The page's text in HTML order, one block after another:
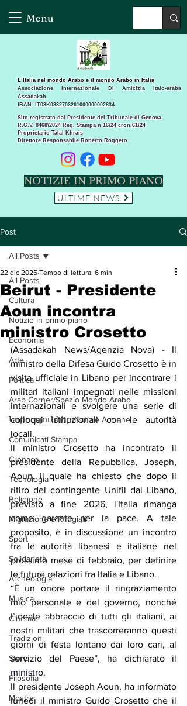
Menu
Sito registrato dal Presidente del Tribunale di Genova
R.G.V. 8468\2024 Reg. Stampa n 16\24 cron.61\24 ​
Proprietario Talal Khrais
Direttore Responsabile Roberto Roggero
L’Italia nel mondo Arabo e il mondo Arabo in Italia
Associazione Internazionale Di Amicizia Italo-araba
Assadakah
IBAN: IT03K0832703261000000002834
NOTIZIE IN PRIMO PIANO
ULTIME NEWS
Post
All Posts
Cultura
Notizie in primo piano
Economia
Arte
Politica
Arab Corner/Spazio Mondo Arabo
Նորություններ/Notizie Armene
Comunicati Stampa
Cronaca
Tecnologia
Religione
Migrazione e Rifugiati
Sport
Solidarietà
Archeologia
Musica
Cinema
Tradizioni
Storia
Filosofia
Mostre
All Posts
Beirut - Presidente
Aoun incontra
ministro Crosetto
22 dic 2025 Tempo di lettura: 6 min
(Assadakah News/Agenzia Nova) - Il
ministro della Difesa Guido Crosetto è in
visita ufficiale in Libano per incontrare i
militari italiani impegnati nelle missioni
internazionali e svolgere una serie di
colloqui istituzionali con le autorità
locali.
Il ministro Crosetto ha incontrato il
presidente della Repubblica, Joseph,
Aoun, il quale ha chiesto che dopo il
ritiro del contingente Unifil dal Libano,
previsto a fine 2026, l'Italia rimanga
come garante per la pace. A tale
proposito, è in discussione un incontro
fra le autorità libanesi e italiane nel
prossimo mese di febbraio, per definire
le future relazioni fra Italia e Libano.
“È un onore portare il ringraziamento
mio personale e del governo, nonché
l’ideale abbraccio di tutti gli italiani, ai
nostri militari che trascorreranno questi
giorni di festa lontano dai loro cari, al
ministro.
Il presidente Joseph Aoun, ha informato
lunedì il ministro Guido Crosetto che il